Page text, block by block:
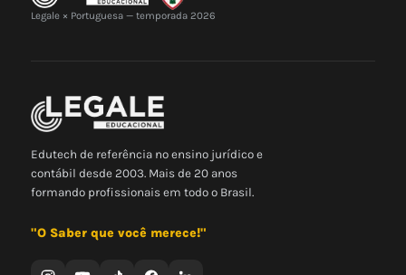
Legale × Portuguesa — temporada 2026
Edutech de referência no ensino jurídico e
contábil desde 2003. Mais de 20 anos
formando profissionais em todo o Brasil.
"O Saber que você merece!"